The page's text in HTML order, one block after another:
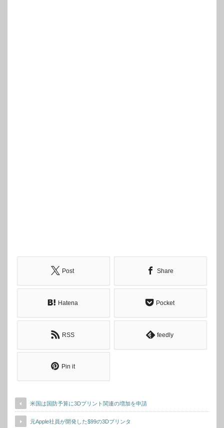
Post Share
Hatena Pocket
RSS feedly
Pin it
米国は国防予算に3Dプリント関連の増加を申請
元Apple社員が開発した$99の3Dプリンタ